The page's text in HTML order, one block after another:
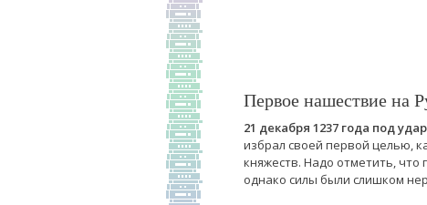
Первое нашествие на
21 декабря 1237 года под
избрал своей первой целью,
княжеств. Надо отметить,
однако силы были слишком